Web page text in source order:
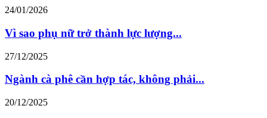
24/01/2026
Vì sao phụ nữ trở thành lực lượng...
27/12/2025
Ngành cà phê cần hợp tác, không phải...
20/12/2025